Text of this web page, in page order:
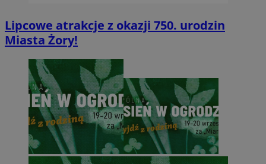
Lipcowe atrakcje z okazji 750. urodzin
Miasta Żory!